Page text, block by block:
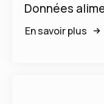
Données
En savoir plus